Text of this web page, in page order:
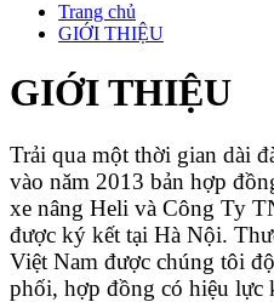
Trang chủ
GIỚI THIỆU
GIỚI THIỆU
Trải qua một thời gian dài
vào năm 2013 bản hợp
xe nâng Heli và Công Ty
được ký kết tại Hà Nội.
Việt Nam được chúng tôi
phối, hợp đồng có hiệu lực